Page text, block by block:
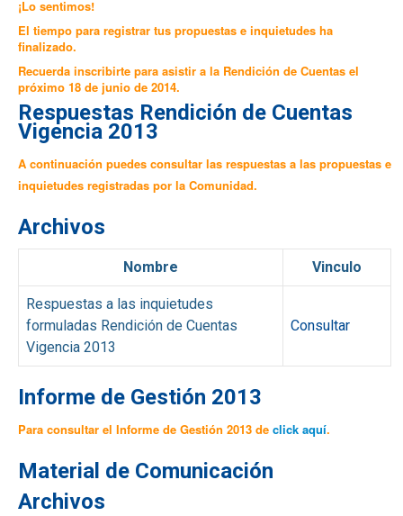
¡Lo sentimos!
El tiempo para registrar tus propuestas e inquietudes ha
finalizado.
Recuerda inscribirte para asistir a la Rendición de Cuentas el
próximo 18 de junio de 2014.
Respuestas Rendición de Cuentas
Vigencia 2013
A continuación puedes consultar las respuestas a las propuestas e
inquietudes registradas por la Comunidad.
Archivos
Nombre Vinculo
Respuestas a las inquietudes
formuladas Rendición de Cuentas
Vigencia 2013
Consultar
Informe de Gestión 2013
Para consultar el Informe de Gestión 2013 de click aquí.
Material de Comunicación
Archivos